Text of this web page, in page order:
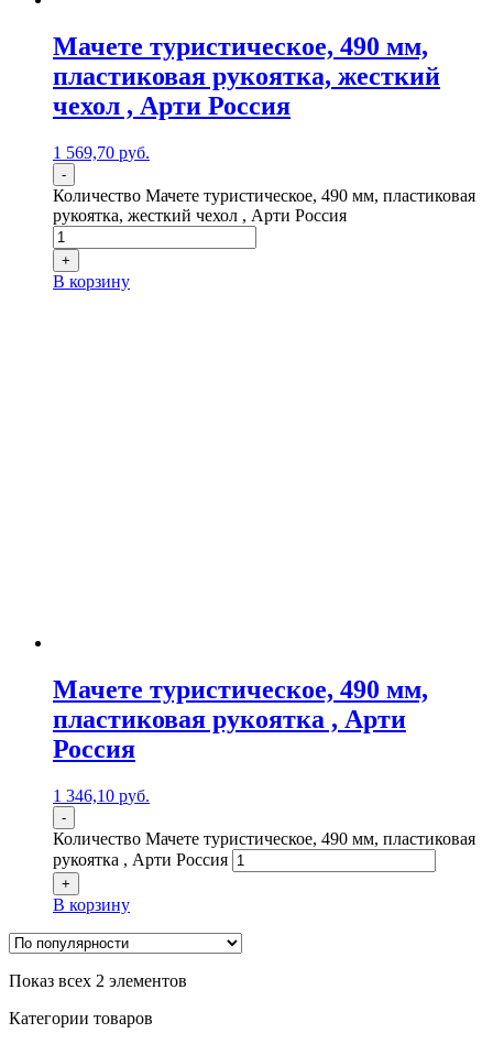
Мачете туристическое, 490 мм,
пластиковая рукоятка, жесткий
чехол , Арти Россия
1 569,70 руб.
-
Количество Мачете туристическое, 490 мм, пластиковая
рукоятка, жесткий чехол , Арти Россия
+
В корзину
Мачете туристическое, 490 мм,
пластиковая рукоятка , Арти
Россия
1 346,10 руб.
-
Количество Мачете туристическое, 490 мм, пластиковая
рукоятка , Арти Россия
+
В корзину
Показ всех 2 элементов
Категории товаров